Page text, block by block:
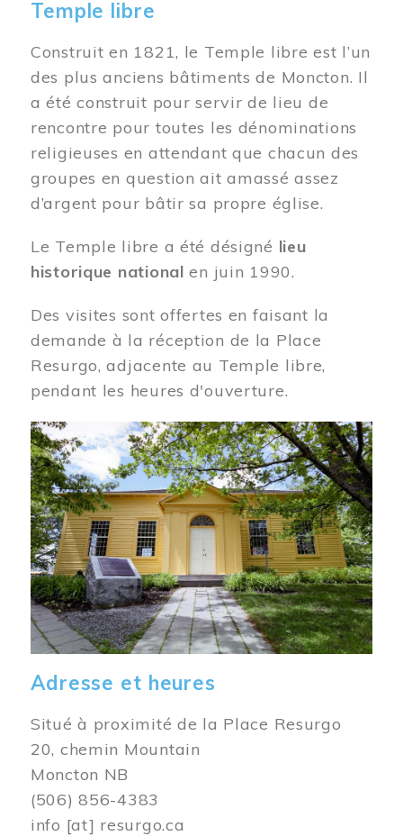
Temple libre
Construit en 1821, le Temple libre est l’un
des plus anciens bâtiments de Moncton. Il
a été construit pour servir de lieu de
rencontre pour toutes les dénominations
religieuses en attendant que chacun des
groupes en question ait amassé assez
d’argent pour bâtir sa propre église.
Le Temple libre a été désigné lieu
historique national en juin 1990.
Des visites sont offertes en faisant la
demande à la réception de la Place
Resurgo, adjacente au Temple libre,
pendant les heures d'ouverture.
Image
Adresse et heures
Situé à proximité de la Place Resurgo
20, chemin Mountain
Moncton NB
(506) 856-4383
info [at] resurgo.ca